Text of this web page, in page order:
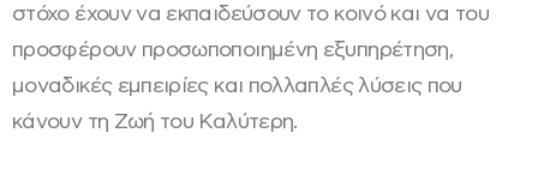
στόχο έχουν να εκπαιδεύσουν το κοινό και να του
προσφέρουν προσωποποιημένη εξυπηρέτηση,
μοναδικές εμπειρίες και πολλαπλές λύσεις που
κάνουν τη Ζωή του Καλύτερη.